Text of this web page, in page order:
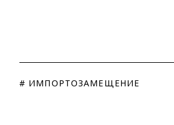
# ИМПОРТОЗАМЕЩЕНИЕ